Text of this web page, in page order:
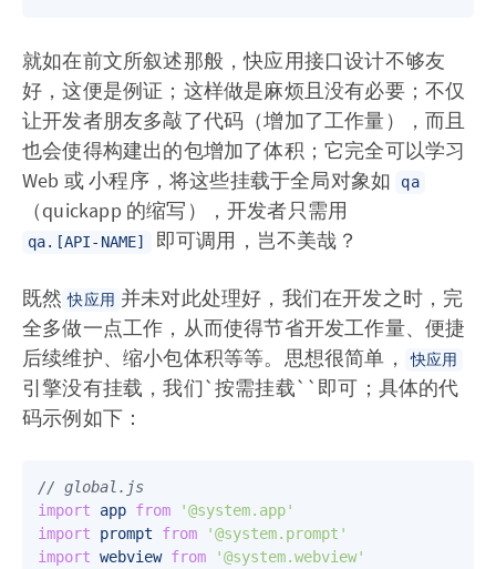
就如在前文所叙述那般，快应用接口设计不够友
好，这便是例证；这样做是麻烦且没有必要；不仅
让开发者朋友多敲了代码（增加了工作量），而且
也会使得构建出的包增加了体积；它完全可以学习
Web 或 小程序，将这些挂载于全局对象如
qa
（quickapp 的缩写），开发者只需用
qa.[API-NAME] 即可调用，岂不美哉？
既然 快应用 并未对此处理好，我们在开发之时，完
全多做一点工作，从而使得节省开发工作量、便捷
后续维护、缩小包体积等等。思想很简单，
快应用
引擎没有挂载，我们`按需挂载``即可；具体的代
码示例如下：
// global.js
import app from
'@system.app'
import prompt from
'@system.prompt'
import webview from
'@system.webview'